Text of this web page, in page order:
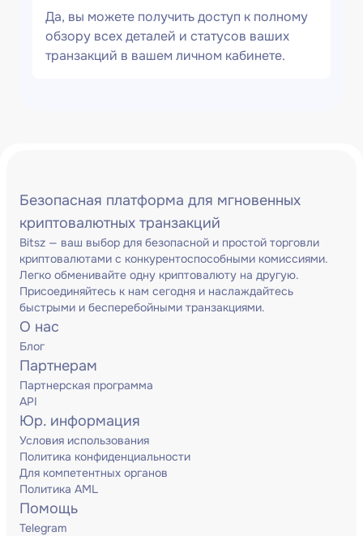
Да, вы можете получить доступ к полному
обзору всех деталей и статусов ваших
транзакций в вашем личном кабинете.
Безопасная платформа для мгновенных
криптовалютных транзакций
Bitsz — ваш выбор для безопасной и простой торговли
криптовалютами с конкурентоспособными комиссиями.
Легко обменивайте одну криптовалюту на другую.
Присоединяйтесь к нам сегодня и наслаждайтесь
быстрыми и бесперебойными транзакциями.
О нас
Блог
Партнерам
Партнерская программа
API
Юр. информация
Условия использования
Политика конфиденциальности
Для компетентных органов
Политика AML
Помощь
Telegram